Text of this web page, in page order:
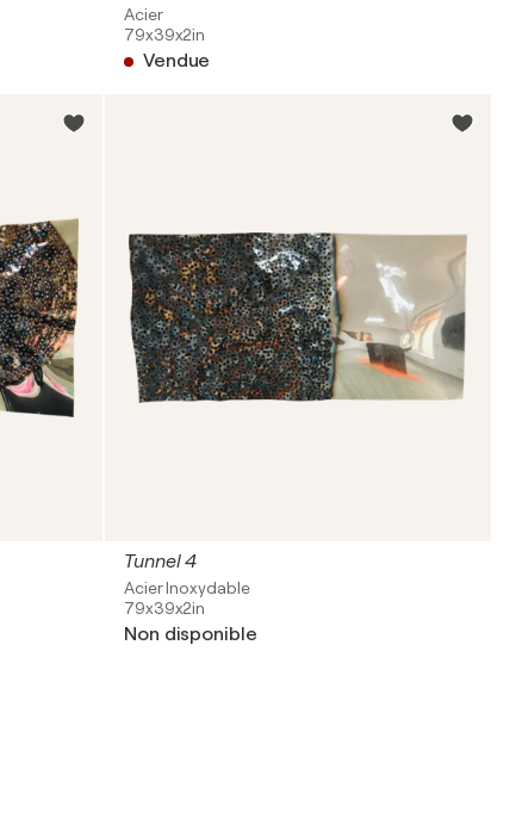
Acier
79x39x2in
Vendue
Tunnel 4
Acier Inoxydable
79x39x2in
Non disponible